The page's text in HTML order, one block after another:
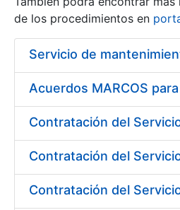
Erakutsi/Ezkutatu
de los procedimientos en